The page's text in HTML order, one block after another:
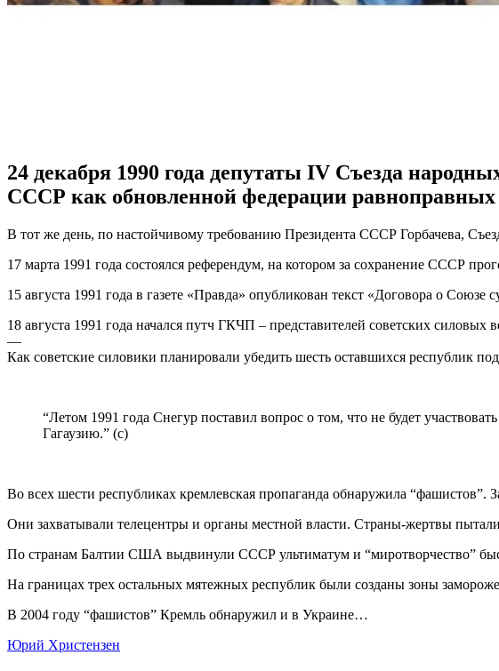
24 декабря 1990 года депутаты IV Съезда
СССР как обновленной федерации равноправных
В тот же день, по настойчивому требованию Президента СССР Горбачева,
17 марта 1991 года состоялся референдум, на котором за сохранение СССР
15 августа 1991 года в газете «Правда» опубликован текст «Договора о
18 августа 1991 года начался путч ГКЧП – представителей советских
—
Как советские силовики планировали убедить шесть оставшихся республик
“Летом 1991 года Снегур поставил вопрос о том, что не будет
Гагаузию.” (с)
Во всех шести республиках кремлевская пропаганда обнаружила
Они захватывали телецентры и органы местной власти. Страны-жертвы
По странам Балтии США выдвинули СССР ультиматум и “миротворчество”
На границах трех остальных мятежных республик были созданы зоны
В 2004 году “фашистов” Кремль обнаружил и в Украине…
Юрий Христензен